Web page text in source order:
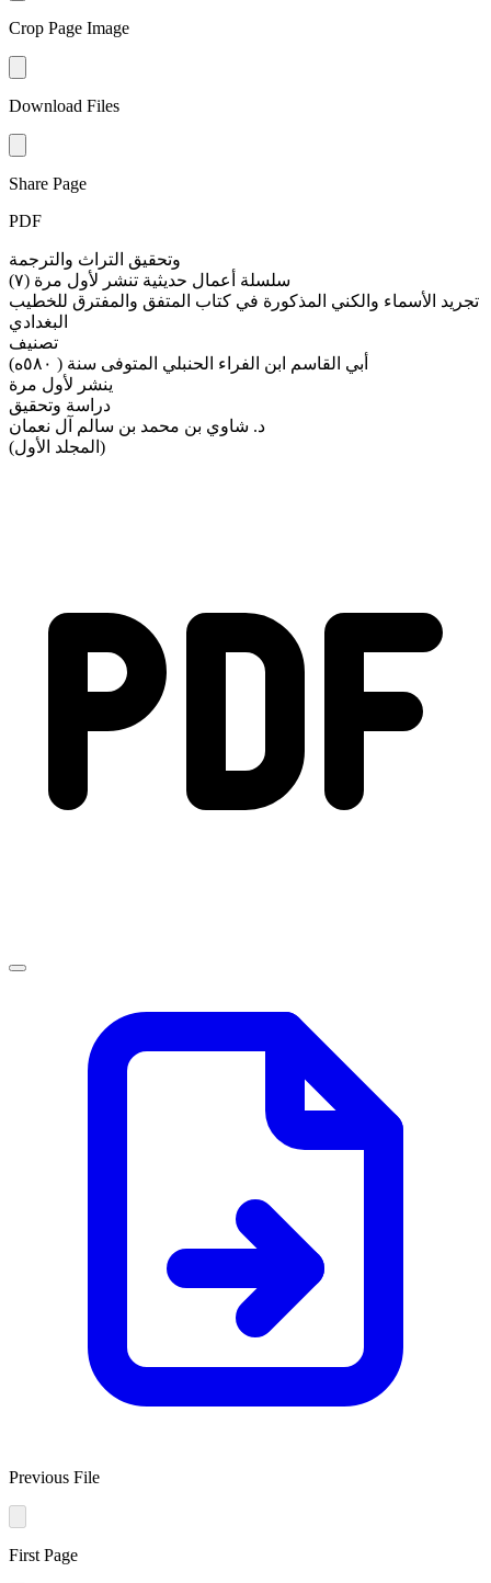
Crop Page Image
Download Files
Share Page
PDF
وتحقيق التراث والترجمة
سلسلة أعمال حديثية تنشر لأول مرة (٧)
تجريد الأسماء والكني المذكورة في كتاب المتفق والمفترق للخطيب
البغدادي
تصنيف
أبي القاسم ابن الفراء الحنبلي المتوفى سنة ( ٥٨٠ه)
ينشر لأول مرة
دراسة وتحقيق
د. شاوي بن محمد بن سالم آل نعمان
(المجلد الأول)
Previous File
First Page